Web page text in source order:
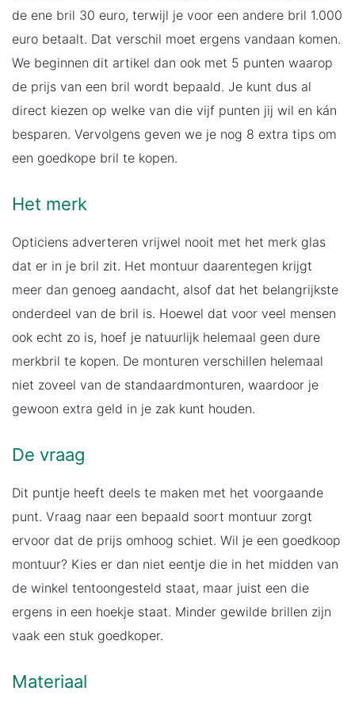
de ene bril 30 euro, terwijl je voor een andere bril 1.000
euro betaalt. Dat verschil moet ergens vandaan komen.
We beginnen dit artikel dan ook met 5 punten waarop
de prijs van een bril wordt bepaald. Je kunt dus al
direct kiezen op welke van die vijf punten jij wil en kán
besparen. Vervolgens geven we je nog 8 extra tips om
een goedkope bril te kopen.
Het merk
Opticiens adverteren vrijwel nooit met het merk glas
dat er in je bril zit. Het montuur daarentegen krijgt
meer dan genoeg aandacht, alsof dat het belangrijkste
onderdeel van de bril is. Hoewel dat voor veel mensen
ook echt zo is, hoef je natuurlijk helemaal geen dure
merkbril te kopen. De monturen verschillen helemaal
niet zoveel van de standaardmonturen, waardoor je
gewoon extra geld in je zak kunt houden.
De vraag
Dit puntje heeft deels te maken met het voorgaande
punt. Vraag naar een bepaald soort montuur zorgt
ervoor dat de prijs omhoog schiet. Wil je een goedkoop
montuur? Kies er dan niet eentje die in het midden van
de winkel tentoongesteld staat, maar juist een die
ergens in een hoekje staat. Minder gewilde brillen zijn
vaak een stuk goedkoper.
Materiaal